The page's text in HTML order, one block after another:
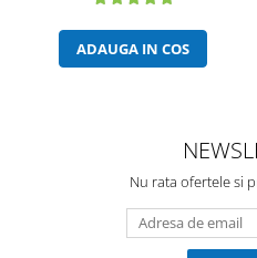
ADAUGA IN COS
Nu rata ofertele si